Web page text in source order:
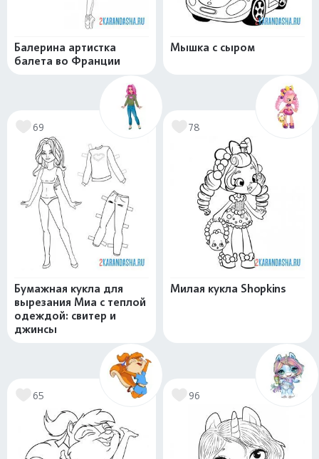
Балерина артистка
балета во Франции
Мышка с сыром
69
Бумажная кукла для
вырезания Миа с теплой
одеждой: свитер и
джинсы
78
Милая кукла Shopkins
65 96